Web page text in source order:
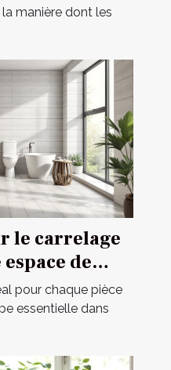
manière dont les
le carrelage
de
pour chaque pièce
essentielle dans